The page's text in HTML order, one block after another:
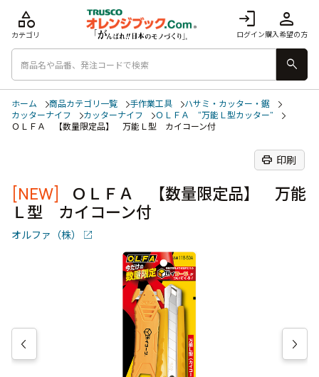
login
ログイン
person
購入希望の方
category
カテゴリ
search
ホーム 商品カテゴリ一覧 手作業工具
ハサミ・カッター・鋸
カッターナイフ
カッターナイフ
ＯＬＦＡ “万能Ｌ型カッター”
ＯＬＦＡ 【数量限定品】 万能Ｌ型 カイコーン付
print 印刷
[NEW]
ＯＬＦＡ 【数量限定品】 万能
Ｌ型 カイコーン付
オルファ（株）